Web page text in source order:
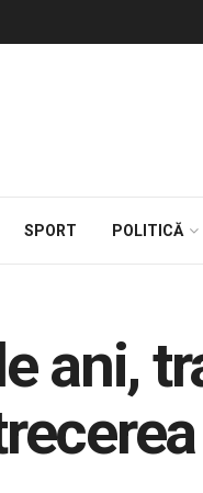
SPORT POLITICĂ
ani,